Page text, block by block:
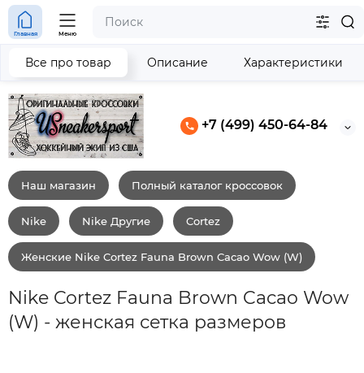
+7 (499) 450-64-84
Главная Меню
Наш магазин Полный каталог кроссовок
Nike Nike Другие Cortez
Женские Nike Cortez Fauna Brown Cacao Wow (W)
Nike Cortez Fauna Brown Cacao Wow
(W) - женская сетка размеров
Все про товар Описание Характеристики